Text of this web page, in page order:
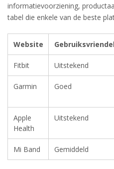
informatievoorziening,
tabel die enkele van de beste
Website
Fitbit Uitstekend
Garmin Goed
Apple
Health
Uitstekend
Mi Band Gemiddeld